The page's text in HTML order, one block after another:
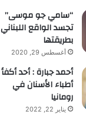
“سامي جو موسى”
تجسد الواقع اللبناني
بطريقتها
أغسطس 29, 2020
أحمد جبارة : أحد أكفأ
أطباء الأسنان في
رومانيا
يناير 22, 2022